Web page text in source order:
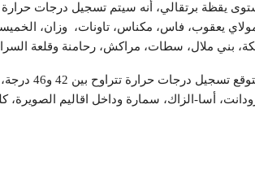
مولاي يعقوب، فاس، مكناس، تاونات، وزان،
بني ملال، سطات، مراكش، رحامنة وقلعة
وأضافت المديرية في النشرة
أسا-الزاك، سمارة وداخل اقاليم الصويرة،